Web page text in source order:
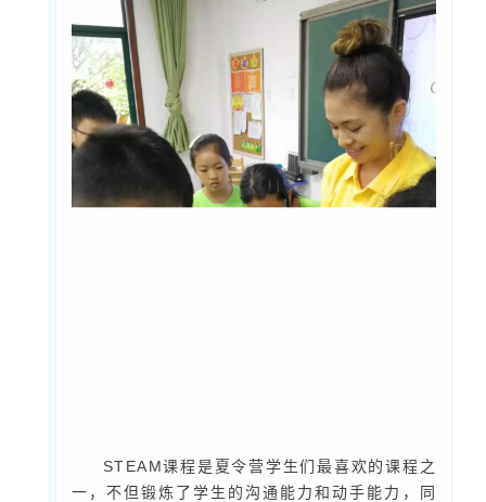
STEAM课程是夏令营学生们最喜欢的课程之
一，不但锻炼了学生的沟通能力和动手能力，同